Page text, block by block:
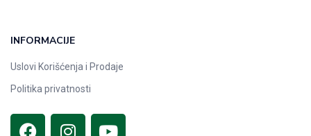
INFORMACIJE
Uslovi Korišćenja i Prodaje
Politika privatnosti